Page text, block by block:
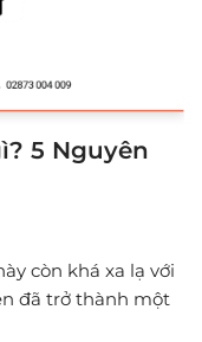
5 Nguyên
còn khá xa lạ với
đã trở thành một